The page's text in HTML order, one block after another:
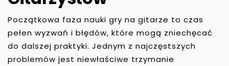
Początkowa faza nauki gry na gitarze to czas
pełen wyzwań i błędów, które mogą zniechęcać
do dalszej praktyki. Jednym z najczęstszych
problemów jest niewłaściwe trzymanie